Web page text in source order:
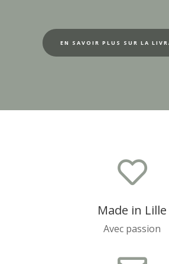
EN SAVOIR PLUS SUR LA

Made in Lille
Avec passion